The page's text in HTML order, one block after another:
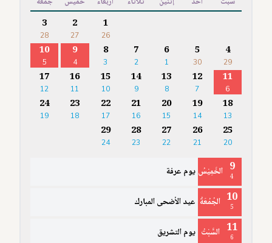
1
26
2
27
3
28
4
29
5
30
6
1
7
2
8
3
9
4
10
5
11
6
12
7
13
8
14
9
15
10
16
11
17
12
18
13
19
14
20
15
21
16
22
17
23
18
24
19
25
20
26
21
27
22
28
23
29
24
9
4 الخَمِيْسُ يوم عرفة
10
5 الجُمُعَةُ عيد الأضحى المبارك
11
6 السَّبْتُ يوم التشريق